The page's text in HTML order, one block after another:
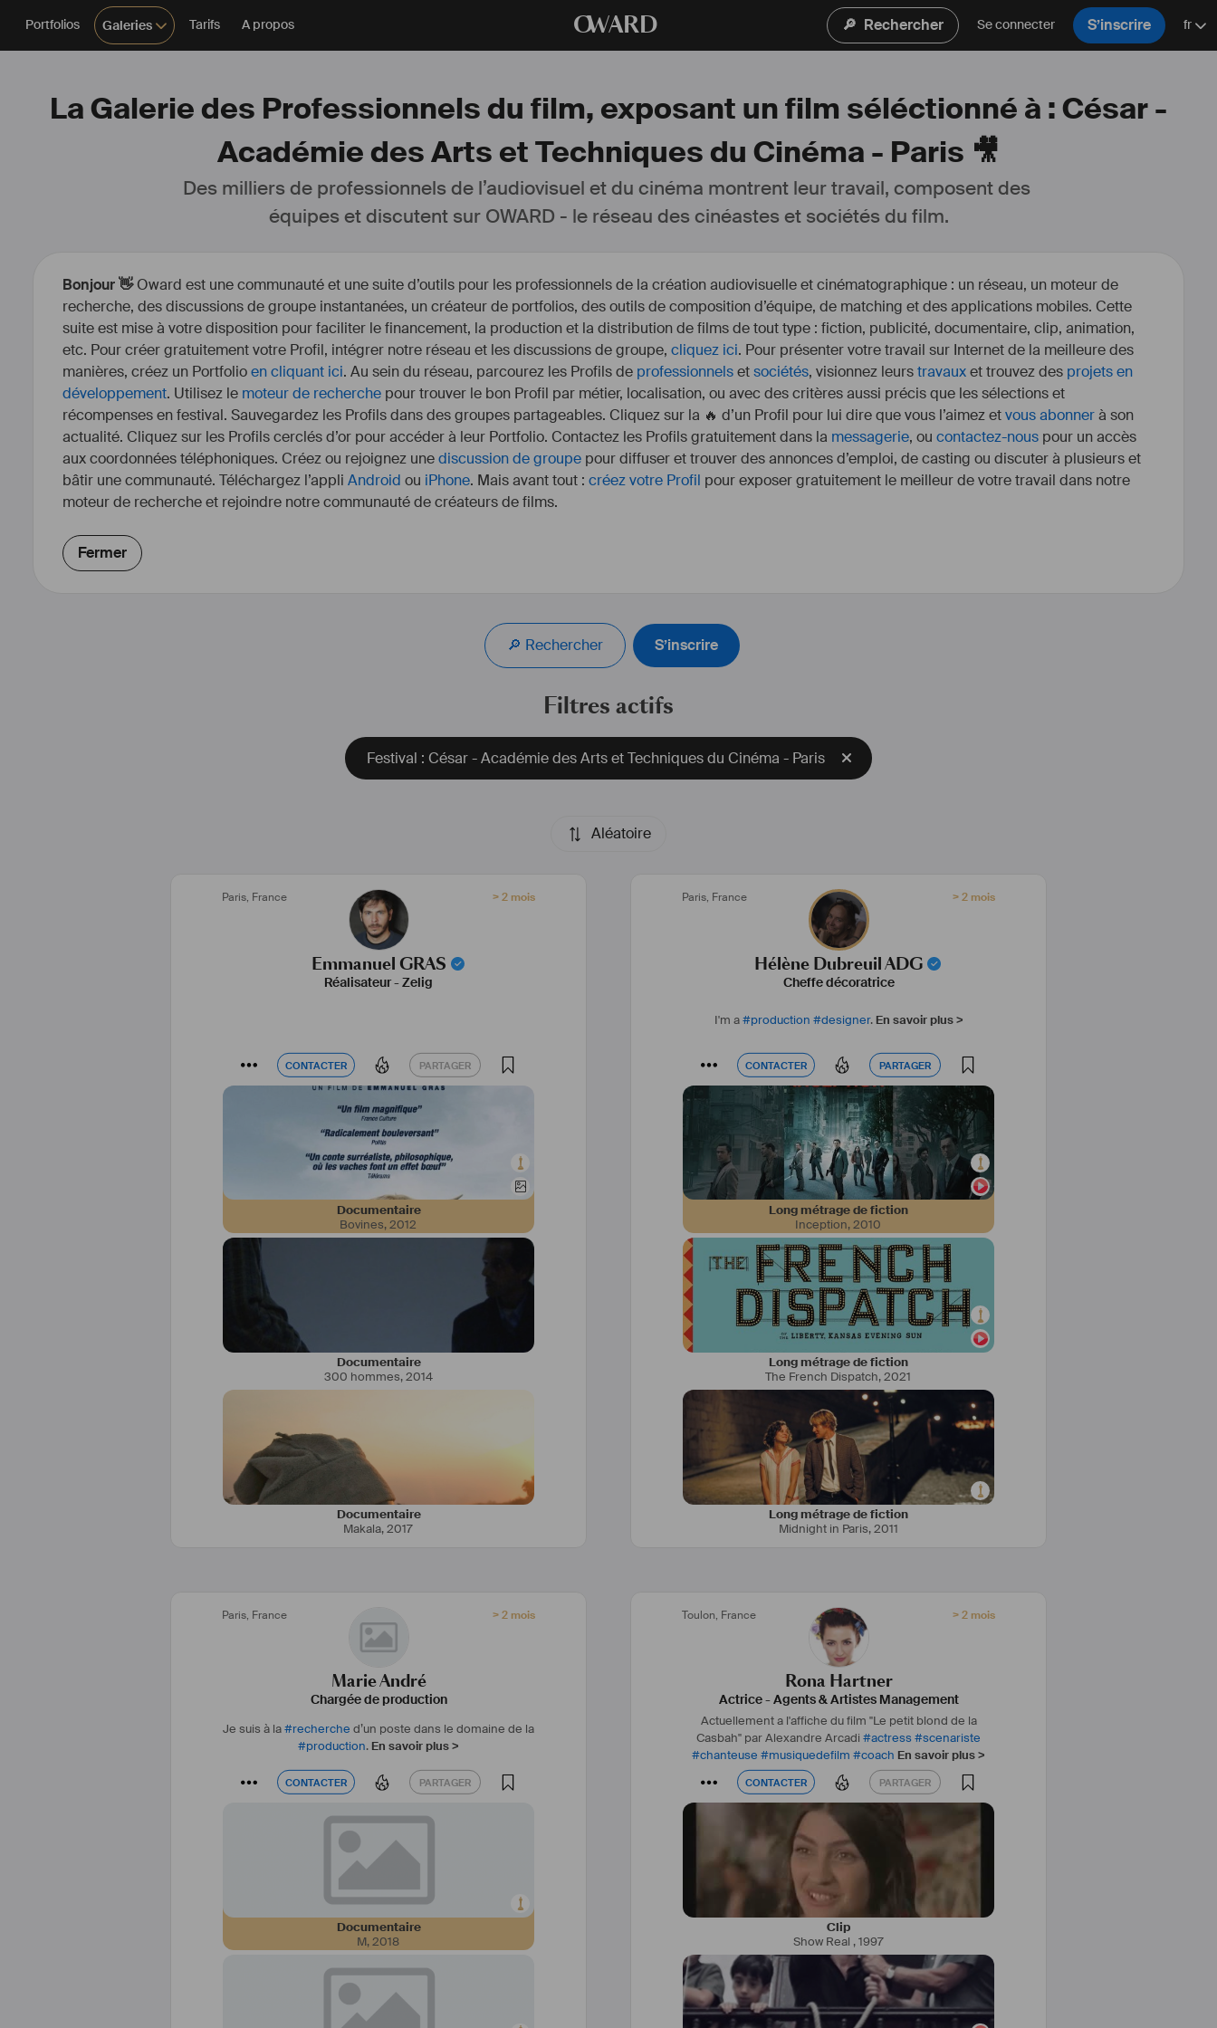
Portfolios Galeries Tarifs A propos OWARD 🔎 Rechercher Se connecter S’inscrire fr
La Galerie des Professionnels du film, exposant un film séléctionné à : César -
Académie des Arts et Techniques du Cinéma - Paris 🎥
Des milliers de professionnels de l’audiovisuel et du cinéma montrent leur travail, composent des
équipes et discutent sur OWARD - le réseau des cinéastes et sociétés du film.
Bonjour 👋Oward est une communauté et une suite d’outils pour les professionnels de la création audiovisuelle et cinématographique : un réseau, un moteur de
recherche, des discussions de groupe instantanées, un créateur de portfolios, des outils de composition d’équipe, de matching et des applications mobiles. Cette
suite est mise à votre disposition pour faciliter le financement, la production et la distribution de films de tout type : fiction, publicité, documentaire, clip, animation,
etc. Pour créer gratuitement votre Profil, intégrer notre réseau et les discussions de groupe, cliquez ici. Pour présenter votre travail sur Internet de la meilleure des
manières, créez un Portfolioen cliquant ici. Au sein du réseau, parcourez les Profils de professionnelsetsociétés, visionnez leurstravauxet trouvez des projets en
développement. Utilisez le moteur de recherche pour trouver le bon Profil par métier, localisation, ou avec des critères aussi précis que les sélections et
récompenses en festival. Sauvegardez les Profils dans des groupes partageables. Cliquez sur la 🔥 d’un Profil pour lui dire que vous l’aimez etvous abonnerà son
actualité. Cliquez sur les Profils cerclés d’or pour accéder à leur Portfolio. Contactez les Profils gratuitement dans la messagerie, ou contactez-nous pour un accès
aux coordonnées téléphoniques. Créez ou rejoignez unediscussion de groupe pour diffuser et trouver des annonces d’emploi, de casting ou discuter à plusieurs et
bâtir une communauté. Téléchargez l’appli Android ou iPhone. Mais avant tout : créez votre Profil pour exposer gratuitement le meilleur de votre travail dans notre
moteur de recherche et rejoindre notre communauté de créateurs de films.
Fermer
🔎 Rechercher S’inscrire
Filtres actifs
Festival : César - Académie des Arts et Techniques du Cinéma - Paris
Aléatoire
Paris, France > 2 mois
Emmanuel GRAS
Réalisateur-Zelig
CONTACTER PARTAGER
CONTACTER PARTAGER
Documentaire
Bovines,2012
Documentaire
300 hommes,2014
Documentaire
Makala,2017
Paris, France > 2 mois
Hélène Dubreuil ADG
Cheffe décoratrice
I'm a#production #designer. En savoir plus >
musical shows, advertising, or fashion photos.
I had the privilege to be
For the past 20 years, I have worked on over 25 feature
films in #France, from #UK and
CONTACTER PARTAGER
CONTACTER PARTAGER
Long métrage de fiction
Inception,2010
Long métrage de fiction
The French Dispatch,2021
Long métrage de fiction
Midnight in Paris,2011
Paris, France > 2 mois
Marie André
Chargée de production
Je suis à la#recherche d’un poste dans le domaine de la
#production. En savoir plus >
Diplômée en droit privé par l’Université Panthéon-Assas
(Paris II) et en production audiovisuelle par l’ESIS (Ecole
Supérieure de l’Image et du Son), j’ai plusieurs
expériences dans la production de #
Productions), de courts métrages (Palladium Productions),
sociétés de
# distribution
Story et Kmbo.
CONTACTER PARTAGER
CONTACTER PARTAGER
Documentaire
M,2018
Toulon, France > 2 mois
Rona Hartner
Actrice-Agents & Artistes Management
Actuellement a l'affiche du film "Le petit blond de la
Casbah" par Alexandre Arcadi #actress#scenariste
#chanteuse #musiquedefilm #coach En savoir plus >
CINEMA
1993   TRANCERS 4
&5                                                                                           AS
TESSA
BY DAVID NUTTER          PARAMOUNT PICTURES
1994
TERENTE
AS       HETTY HERSCHOWITCH
BY ANDREI BLAIER          ROMANIA
FILM   Production
1994   LAST
1995   SIGNS IN THE
DESERT                                                                            AS
NINA
BY NICOLAS MASON      INDEPENDENT ROM
FILM
GREAT PRIZE OF THE PUBLIC GENEVA 1996
1995
NEKRO
AS       IOANA
BY NICOLAS MASON      INDEPENDENT
ROMANIAN PROD
Prix spécial festival du film de Genève
1996   DOUBLE
ECSTASY                                                                                   AS
ANA
BY IULIAN MIHU              RO-FILM
PRODUCTION
1996
OPHELIA
AS       OPHELIA
UATC
CONTACTER PARTAGER
CONTACTER PARTAGER
Clip
Show Real ,1997